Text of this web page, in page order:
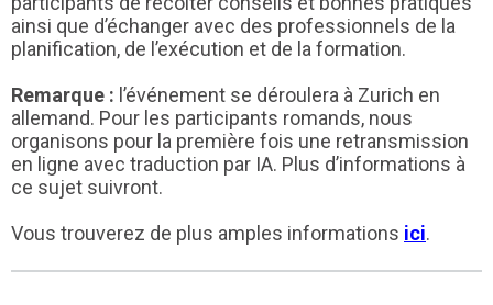
ainsi que d’échanger avec des professionnels de la
planification, de l’exécution et de la formation.
Remarque : l’événement se déroulera à Zurich en
allemand. Pour les participants romands, nous
organisons pour la première fois une retransmission
en ligne avec traduction par IA. Plus d’informations à
ce sujet suivront.
Vous trouverez de plus amples informations ici.